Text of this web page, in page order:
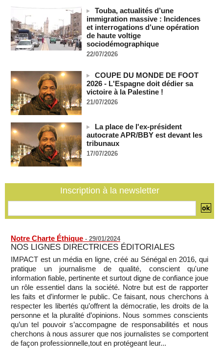
Les Bourses mondiales touchent des sommets après
l'emploi américain
07/08/2026
"Construction de la Grande Côte D'ivoire" : Le Président
Alassane Ouattara appelle à la contribution de toutes les forces
Polémique à l’Assemblée nationale : Yaël Braun-Pivet se dit
"dépassée" par les critiques concernant le nouveau pavillon
07/08/2026 -
Depuis le « cessez-le-feu » à Gaza, les forces israéliennes
ont tué 300 enfants palestiniens (UNICEF)
07/08/2026 -
Guinée-Bissau - Première visite de la médiation sénégalaise
après le sommet de la Cedeao
07/08/2026 -
mois après son départ du pouvoir
Touba, actualités d’une
immigration massive : Incidences
et interrogations d’une opération
de haute voltige
sociodémographique
22/07/2026
COUPE DU MONDE DE FOOT
2026 - L'Espagne doit dédier sa
victoire à la Palestine !
21/07/2026
La place de l'ex-président
autocrate APR/BBY est devant les
tribunaux
17/07/2026
Inscription à la newsletter
Notre Charte Éthique - 29/01/2024
NOS LIGNES DIRECTRICES ÉDITORIALES
IMPACT est un média en ligne, créé au Sénégal en 2016, qui
pratique un journalisme de qualité, conscient qu'une
information fiable, pertinente et surtout digne de confiance joue
un rôle essentiel dans la société. Notre but est de rapporter
les faits et d’informer le public. Ce faisant, nous cherchons à
respecter les libertés qu’offrent la démocratie, les droits de la
personne et la pluralité d’opinions. Nous sommes conscients
qu’un tel pouvoir s’accompagne de responsabilités et nous
cherchons à nous assurer que nos journalistes se comportent
de façon professionnelle,tout en protégeant leur...